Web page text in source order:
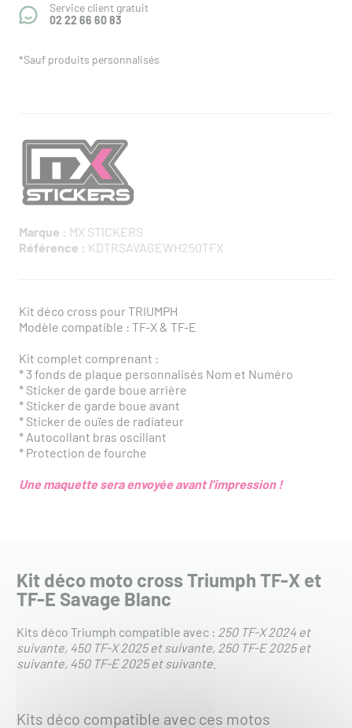
Service client gratuit
02 22 66 60 83
*Sauf produits personnalisés
Marque : MX STICKERS
Référence : KDTRSAVAGEWH250TFX
Kit déco cross pour TRIUMPH
Modèle compatible : TF-X & TF-E
Kit complet comprenant :
* ​3 fonds de plaque personnalisés Nom et Numéro
* Sticker de garde boue arrière
* Sticker de garde boue avant
* Sticker de ouïes de radiateur
* Autocollant bras oscillant
* Protection de fourche
Une maquette sera envoyée avant l'impression !
Kit déco moto cross Triumph TF-X et
TF-E Savage Blanc
Kits déco Triumph compatible avec : 250 TF-X 2024 et
suivante 450 TF-X 2025 et suivante 250 TF-E 2025 et
suivante 450 TF-E 2025 et suivante
Kits déco compatible avec ces motos